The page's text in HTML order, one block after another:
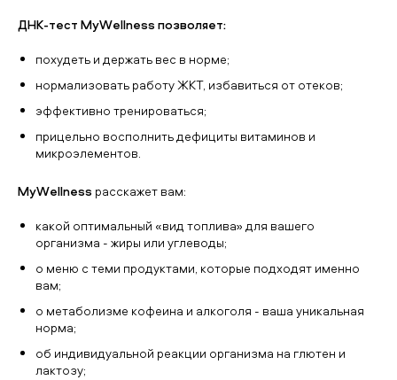
ДНК-тест MyWellness позволяет:
похудеть и держать вес в норме;
нормализовать работу ЖКТ, избавиться от отеков;
эффективно тренироваться;
прицельно восполнить дефициты витаминов и
микроэлементов.
MyWellness расскажет вам:
какой оптимальный «вид топлива» для вашего
организма - жиры или углеводы;
о меню с теми продуктами, которые подходят именно
вам;
о метаболизме кофеина и алкоголя - ваша уникальная
норма;
об индивидуальной реакции организма на глютен и
лактозу;